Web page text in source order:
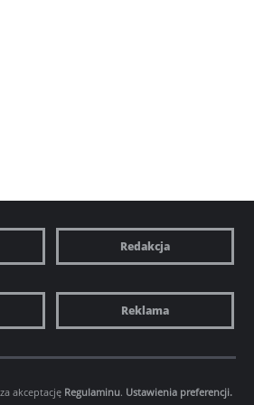
Redakcja
Reklama
akceptację Regulaminu. Ustawienia preferencji.